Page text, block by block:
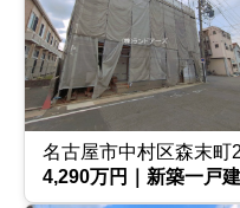
名古屋市中村区森末町2
4,290万円｜新築一戸